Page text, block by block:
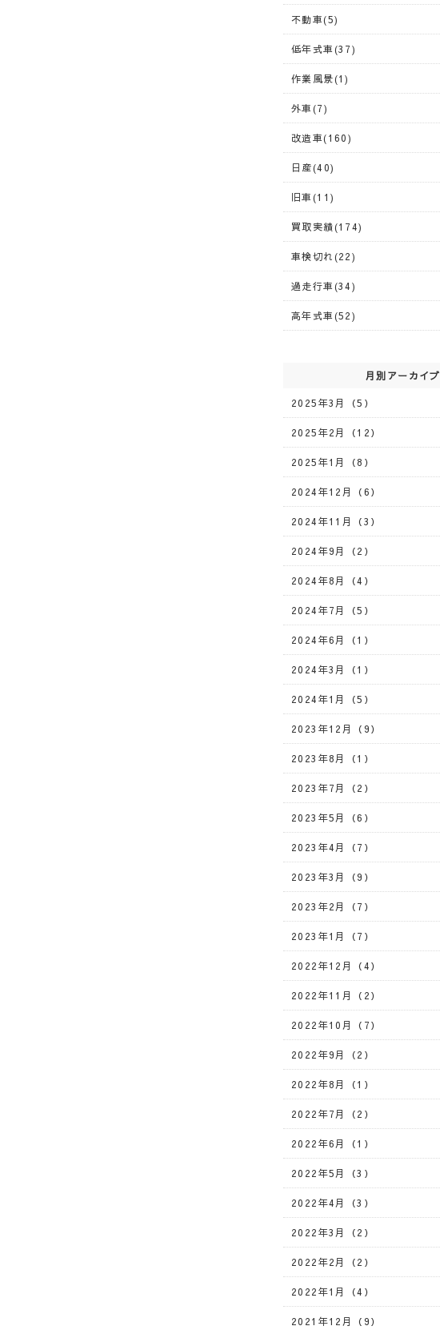
不動車(5)
低年式車(37)
作業風景(1)
外車(7)
改造車(160)
日産(40)
旧車(11)
買取実績(174)
車検切れ(22)
過走行車(34)
高年式車(52)
月別アーカイブ
2025年3月（5）
2025年2月（12）
2025年1月（8）
2024年12月（6）
2024年11月（3）
2024年9月（2）
2024年8月（4）
2024年7月（5）
2024年6月（1）
2024年3月（1）
2024年1月（5）
2023年12月（9）
2023年8月（1）
2023年7月（2）
2023年5月（6）
2023年4月（7）
2023年3月（9）
2023年2月（7）
2023年1月（7）
2022年12月（4）
2022年11月（2）
2022年10月（7）
2022年9月（2）
2022年8月（1）
2022年7月（2）
2022年6月（1）
2022年5月（3）
2022年4月（3）
2022年3月（2）
2022年2月（2）
2022年1月（4）
2021年12月（9）